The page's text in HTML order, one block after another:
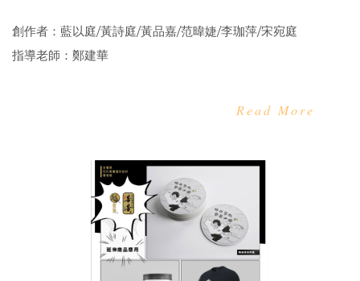
創作者：藍以庭/黃詩庭/黃品嘉/范暐婕/李珈萍/宋宛庭
指導老師：鄭建華
Read More